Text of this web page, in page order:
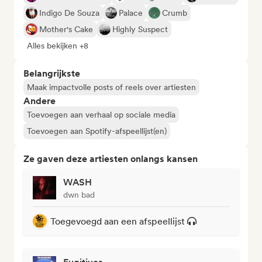
Indigo De Souza
Palace
Crumb
Mother's Cake
Highly Suspect
Alles bekijken +8
Belangrijkste
Maak impactvolle posts of reels over artiesten
Andere
Toevoegen aan verhaal op sociale media
Toevoegen aan Spotify-afspeellijst(en)
Ze gaven deze artiesten onlangs kansen
WASH
dwn bad
Toegevoegd aan een afspeellijst